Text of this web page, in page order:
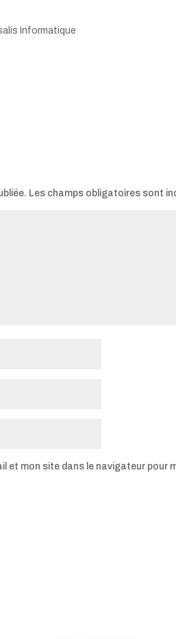
Informatique
Les champs obligatoires sont
et mon site dans le navigateur pour